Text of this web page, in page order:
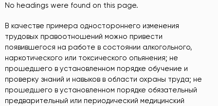
No headings were found on this page.
В качестве примера одностороннего изменения
трудовых правоотношений можно привести
появившегося на работе в состоянии алкогольного,
наркотического или токсического опьянения; не
прошедшего в установленном порядке обучение и
проверку знаний и навыков в области охраны труда; не
прошедшего в установленном порядке обязательный
предварительный или периодический медицинский